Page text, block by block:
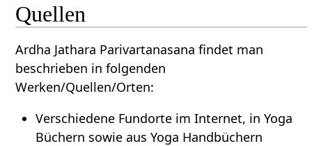
Quellen
Ardha Jathara Parivartanasana findet man
beschrieben in folgenden
Werken/Quellen/Orten:
Verschiedene Fundorte im Internet, in Yoga
Büchern sowie aus Yoga Handbüchern